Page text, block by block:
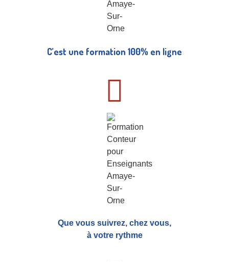
C’est une formation 100% en ligne
Que vous suivrez, chez vous,
à votre rythme